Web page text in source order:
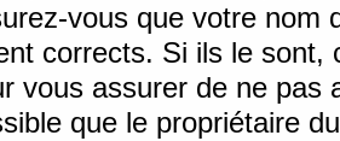
vous que votre nom
corrects. Si ils le sont,
vous assurer de ne pas
que le propriétaire